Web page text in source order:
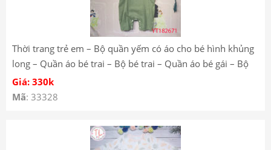
Thời trang trẻ em – Bộ quần yếm có áo cho bé hình khủng
long – Quần áo bé trai – Bộ bé trai – Quần áo bé gái – Bộ
bé gái Mã YT182671
Giá: 330k
Mã: 33328